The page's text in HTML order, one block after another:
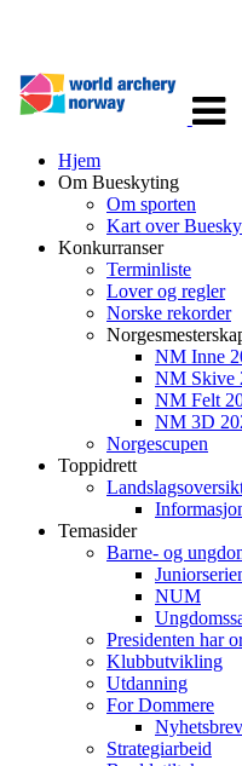
Hjem
Om Bueskyting
Om sporten
Kart over
Konkurranser
Terminliste
Lover og regler
Norske rekorder
NM Inne
NM Skive
NM Felt
NM 3D
Norgescupen
Toppidrett
Temasider
Barne- og
NUM
Presidenten har
Klubbutvikling
Utdanning
For Dommere
Strategiarbeid